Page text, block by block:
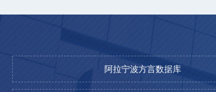
阿拉宁波方言数据库